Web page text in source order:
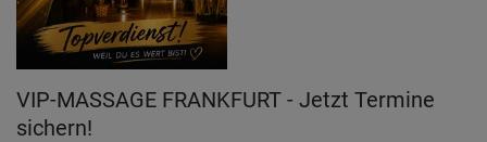
VIP-MASSAGE FRANKFURT - Jetzt Termine
sichern!